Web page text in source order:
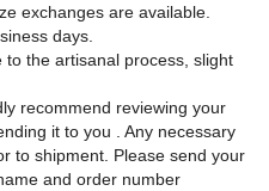
exchanges are available.
days.
the artisanal process, slight
recommend reviewing your
it to you . Any necessary
to shipment. Please send your
and order number